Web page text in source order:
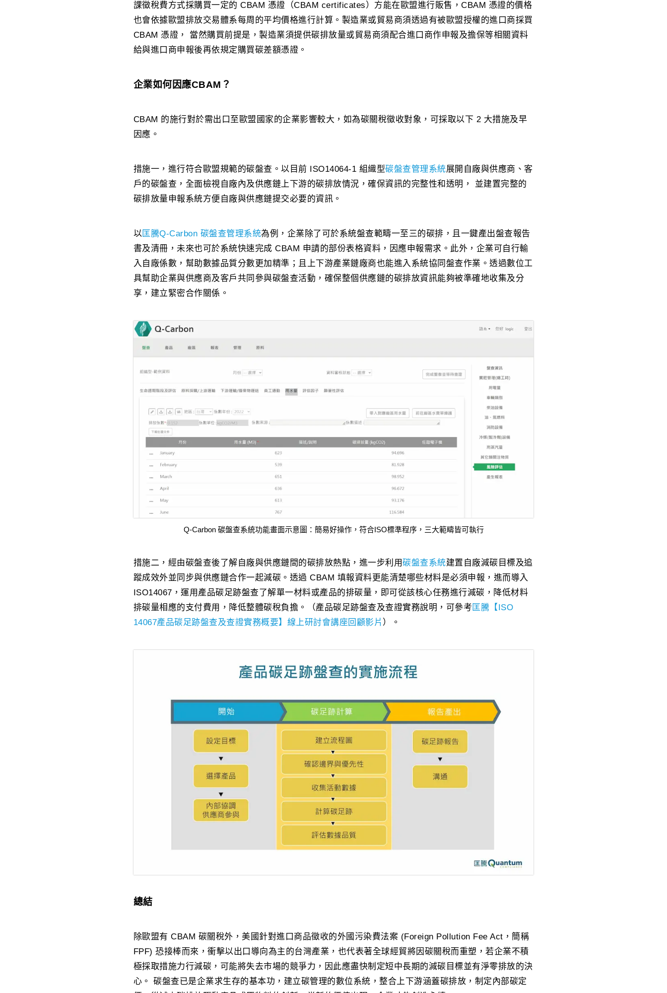
課徵稅費方式採購買一定的 CBAM 憑證（CBAM certificates）方能在歐盟進行販售，CBAM 憑證的價格
也會依據歐盟排放交易體系每周的平均價格進行計算。製造業或貿易商須透過有被歐盟授權的進口商採買
CBAM 憑證， 當然購買前提是，製造業須提供碳排放量或貿易商須配合進口商作申報及擔保等相關資料
給與進口商申報後再依規定購買碳差額憑證。
企業如何因應CBAM？
CBAM 的施行對於需出口至歐盟國家的企業影響較大，如為碳關稅徵收對象，可採取以下 2 大措施及早
因應。
措施一，進行符合歐盟規範的碳盤查。以目前 ISO14064-1 組織型碳盤查管理系統展開自廠與供應商、客
戶的碳盤查，全面檢視自廠內及供應鏈上下游的碳排放情況，確保資訊的完整性和透明， 並建置完整的
碳排放量申報系統方便自廠與供應鏈提交必要的資訊。
以匡騰Q-Carbon 碳盤查管理系統為例，企業除了可於系統盤查範疇一至三的碳排，且一鍵產出盤查報告
書及清冊，未來也可於系統快速完成 CBAM 申請的部份表格資料，因應申報需求。此外，企業可自行輸
入自廠係數，幫助數據品質分數更加精準；且上下游產業鏈廠商也能進入系統協同盤查作業。透過數位工
具幫助企業與供應商及客戶共同參與碳盤查活動，確保整個供應鏈的碳排放資訊能夠被準確地收集及分
享，建立緊密合作關係。
Q-Carbon 碳盤查系統功能畫面示意圖：簡易好操作，符合ISO標準程序，三大範疇皆可執行
措施二，經由碳盤查後了解自廠與供應鏈間的碳排放熱點，進一步利用碳盤查系統建置自廠減碳目標及追
蹤成效外並同步與供應鏈合作一起減碳。透過 CBAM 填報資料更能清楚哪些材料是必須申報，進而導入
ISO14067，運用產品碳足跡盤查了解單一材料或產品的排碳量，即可從該核心任務進行減碳，降低材料
排碳量相應的支付費用，降低整體碳稅負擔。（產品碳足跡盤查及查證實務說明，可參考 匡騰【ISO
14067產品碳足跡盤查及查證實務概要】線上研討會講座回顧影片 ）。
總結
除歐盟有 CBAM 碳關稅外，美國針對進口商品徵收的外國污染費法案 (Foreign Pollution Fee Act，簡稱
FPF) 恐接棒而來，衝擊以出口導向為主的台灣產業，也代表著全球經貿將因碳關稅而重塑，若企業不積
極採取措施力行減碳，可能將失去市場的競爭力，因此應盡快制定短中長期的減碳目標並有淨零排放的決
心。 碳盤查已是企業求生存的基本功，建立碳管理的數位系統，整合上下游涵蓋碳排放，制定內部碳定